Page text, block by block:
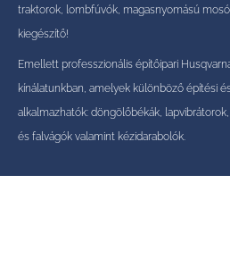
traktorok, lombfúvók, magasnyomású
kiegészítő!
Emellett professzionális építőipari
kínálatunkban, amelyek különböző építési
alkalmazhatók: döngölőbékák,
és falvágók valamint kézidarabolók.